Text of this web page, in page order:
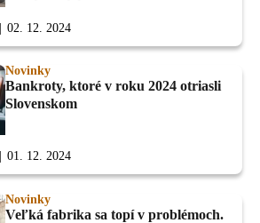
02. 12. 2024
Novinky
Bankroty, ktoré v roku 2024 otriasli
Slovenskom
01. 12. 2024
Novinky
Veľká fabrika sa topí v problémoch.